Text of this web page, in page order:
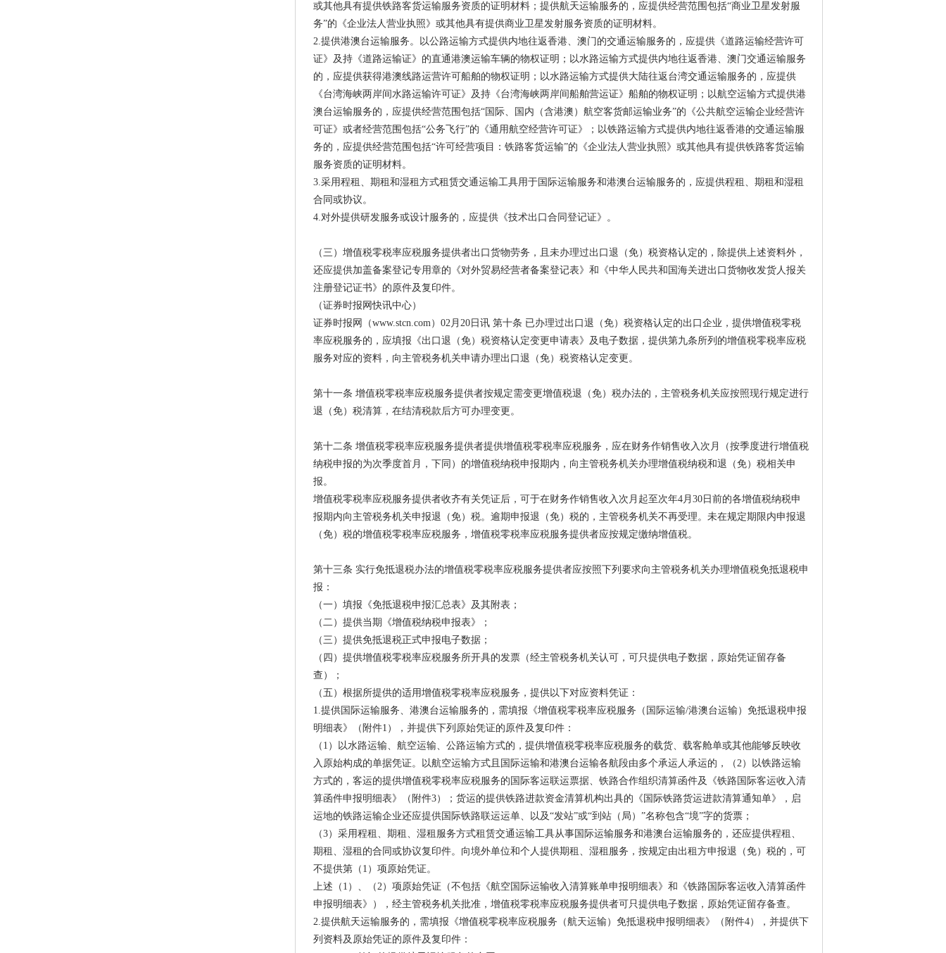
或其他具有提供铁路客货运输服务资质的证明材料；提供航天运输服务的，应提供经营范围包括“商业卫星发射服
务”的《企业法人营业执照》或其他具有提供商业卫星发射服务资质的证明材料。
2.提供港澳台运输服务。以公路运输方式提供内地往返香港、澳门的交通运输服务的，应提供《道路运输经营许可
证》及持《道路运输证》的直通港澳运输车辆的物权证明；以水路运输方式提供内地往返香港、澳门交通运输服务
的，应提供获得港澳线路运营许可船舶的物权证明；以水路运输方式提供大陆往返台湾交通运输服务的，应提供
《台湾海峡两岸间水路运输许可证》及持《台湾海峡两岸间船舶营运证》船舶的物权证明；以航空运输方式提供港
澳台运输服务的，应提供经营范围包括“国际、国内（含港澳）航空客货邮运输业务”的《公共航空运输企业经营许
可证》或者经营范围包括“公务飞行”的《通用航空经营许可证》；以铁路运输方式提供内地往返香港的交通运输服
务的，应提供经营范围包括“许可经营项目：铁路客货运输”的《企业法人营业执照》或其他具有提供铁路客货运输
服务资质的证明材料。
3.采用程租、期租和湿租方式租赁交通运输工具用于国际运输服务和港澳台运输服务的，应提供程租、期租和湿租
合同或协议。
4.对外提供研发服务或设计服务的，应提供《技术出口合同登记证》。
（三）增值税零税率应税服务提供者出口货物劳务，且未办理过出口退（免）税资格认定的，除提供上述资料外，
还应提供加盖备案登记专用章的《对外贸易经营者备案登记表》和《中华人民共和国海关进出口货物收发货人报关
注册登记证书》的原件及复印件。
（证券时报网快讯中心）
证券时报网（www.stcn.com）02月20日讯 第十条 已办理过出口退（免）税资格认定的出口企业，提供增值税零税
率应税服务的，应填报《出口退（免）税资格认定变更申请表》及电子数据，提供第九条所列的增值税零税率应税
服务对应的资料，向主管税务机关申请办理出口退（免）税资格认定变更。
第十一条 增值税零税率应税服务提供者按规定需变更增值税退（免）税办法的，主管税务机关应按照现行规定进行
退（免）税清算，在结清税款后方可办理变更。
第十二条 增值税零税率应税服务提供者提供增值税零税率应税服务，应在财务作销售收入次月（按季度进行增值税
纳税申报的为次季度首月，下同）的增值税纳税申报期内，向主管税务机关办理增值税纳税和退（免）税相关申
报。
增值税零税率应税服务提供者收齐有关凭证后，可于在财务作销售收入次月起至次年4月30日前的各增值税纳税申
报期内向主管税务机关申报退（免）税。逾期申报退（免）税的，主管税务机关不再受理。未在规定期限内申报退
（免）税的增值税零税率应税服务，增值税零税率应税服务提供者应按规定缴纳增值税。
第十三条 实行免抵退税办法的增值税零税率应税服务提供者应按照下列要求向主管税务机关办理增值税免抵退税申
报：
（一）填报《免抵退税申报汇总表》及其附表；
（二）提供当期《增值税纳税申报表》；
（三）提供免抵退税正式申报电子数据；
（四）提供增值税零税率应税服务所开具的发票（经主管税务机关认可，可只提供电子数据，原始凭证留存备
查）；
（五）根据所提供的适用增值税零税率应税服务，提供以下对应资料凭证：
1.提供国际运输服务、港澳台运输服务的，需填报《增值税零税率应税服务（国际运输/港澳台运输）免抵退税申报
明细表》（附件1），并提供下列原始凭证的原件及复印件：
（1）以水路运输、航空运输、公路运输方式的，提供增值税零税率应税服务的载货、载客舱单或其他能够反映收
入原始构成的单据凭证。以航空运输方式且国际运输和港澳台运输各航段由多个承运人承运的，（2）以铁路运输
方式的，客运的提供增值税零税率应税服务的国际客运联运票据、铁路合作组织清算函件及《铁路国际客运收入清
算函件申报明细表》（附件3）；货运的提供铁路进款资金清算机构出具的《国际铁路货运进款清算通知单》，启
运地的铁路运输企业还应提供国际铁路联运运单、以及“发站”或“到站（局）”名称包含“境”字的货票；
（3）采用程租、期租、湿租服务方式租赁交通运输工具从事国际运输服务和港澳台运输服务的，还应提供程租、
期租、湿租的合同或协议复印件。向境外单位和个人提供期租、湿租服务，按规定由出租方申报退（免）税的，可
不提供第（1）项原始凭证。
上述（1）、（2）项原始凭证（不包括《航空国际运输收入清算账单申报明细表》和《铁路国际客运收入清算函件
申报明细表》），经主管税务机关批准，增值税零税率应税服务提供者可只提供电子数据，原始凭证留存备查。
2.提供航天运输服务的，需填报《增值税零税率应税服务（航天运输）免抵退税申报明细表》（附件4），并提供下
列资料及原始凭证的原件及复印件：